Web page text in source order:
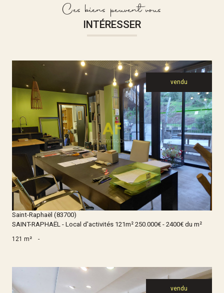
Ces biens peuvent vous
INTÉRESSER
vendu
Voir le bien
Saint-Raphaël (83700)
SAINT-RAPHAËL - Local d'activités 121m² 250.000€ - 2400€ du m²
121 m² -
vendu